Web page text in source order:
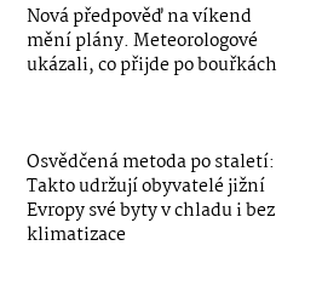
Nová předpověď na víkend
mění plány. Meteorologové
ukázali, co přijde po bouřkách
Osvědčená metoda po staletí:
Takto udržují obyvatelé jižní
Evropy své byty v chladu i bez
klimatizace